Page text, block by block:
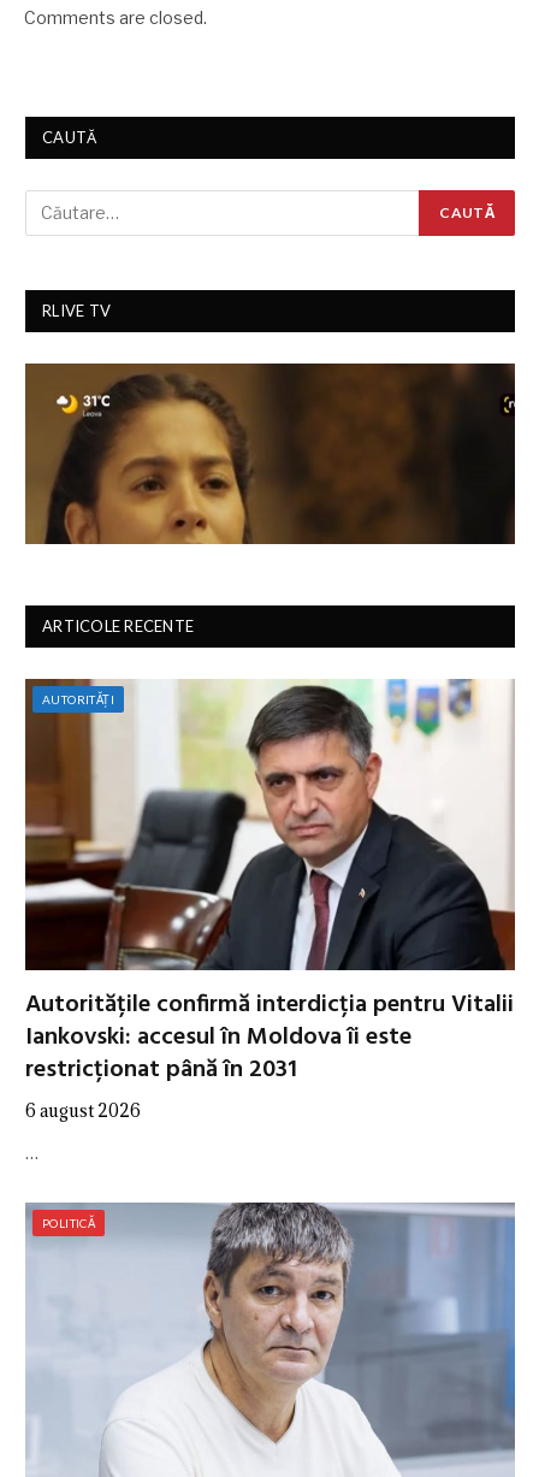
Comments are closed.
CAUTĂ
RLIVE TV
ARTICOLE RECENTE
AUTORITĂȚI
Autoritățile confirmă interdicția pentru Vitalii
Iankovski: accesul în Moldova îi este
restricționat până în 2031
6 august 2026
…
POLITICĂ